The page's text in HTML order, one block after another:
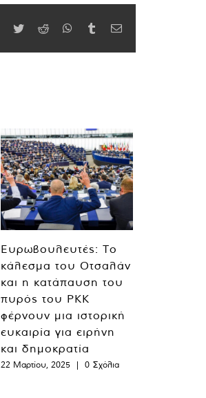
Facebook
TwitterReddit WhatsApp
TumblrEmail
Ευρωβουλευτές: Το
κάλεσμα του Οτσαλάν
και η κατάπαυση του
πυρός του PKK
φέρνουν μια ιστορική
ευκαιρία για ειρήνη
και δημοκρατία
22 Μαρτίου, 2025 | 0 Σχόλια